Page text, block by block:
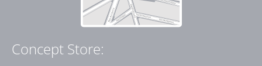
Concept Store: